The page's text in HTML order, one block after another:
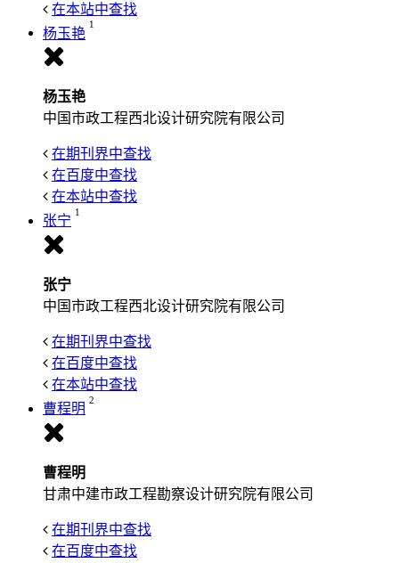
在本站中查找
杨玉艳
1
杨玉艳
中国市政工程西北设计研究院有限公司
在期刊界中查找
在百度中查找
在本站中查找
张宁
1
张宁
中国市政工程西北设计研究院有限公司
在期刊界中查找
在百度中查找
在本站中查找
曹程明
2
曹程明
甘肃中建市政工程勘察设计研究院有限公司
在期刊界中查找
在百度中查找